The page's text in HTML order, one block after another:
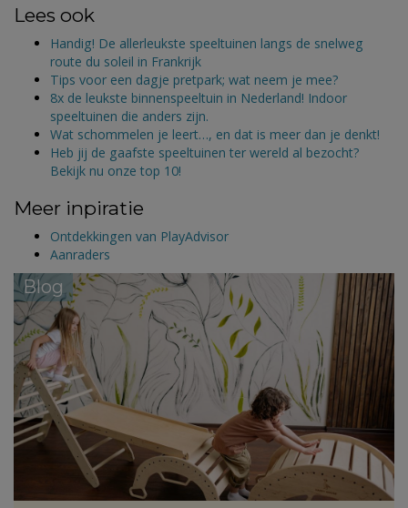
Lees ook
Handig! De allerleukste speeltuinen langs de snelweg
route du soleil in Frankrijk
Tips voor een dagje pretpark; wat neem je mee?
8x de leukste binnenspeeltuin in Nederland! Indoor
speeltuinen die anders zijn.
Wat schommelen je leert…, en dat is meer dan je denkt!
Heb jij de gaafste speeltuinen ter wereld al bezocht?
Bekijk nu onze top 10!
Meer inpiratie
Ontdekkingen van PlayAdvisor
Aanraders
Blog